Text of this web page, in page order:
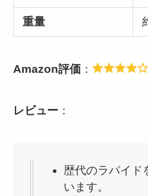
重量
Amazon評価 ：
レビュー ：
歴代のラパイド
います。